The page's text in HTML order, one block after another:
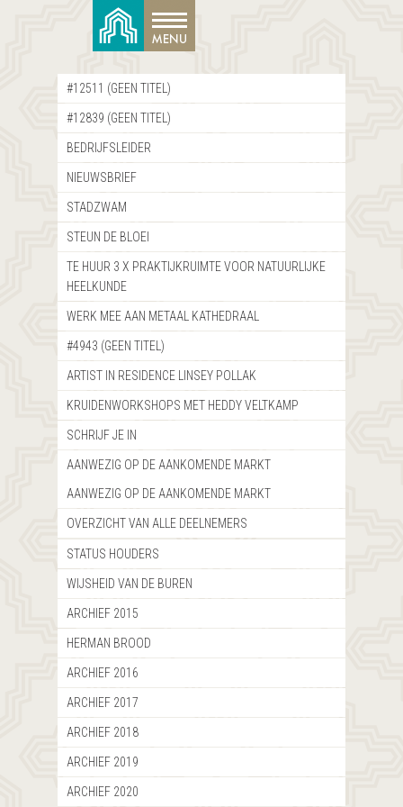
#12511 (GEEN TITEL)
#12839 (GEEN TITEL)
BEDRIJFSLEIDER
NIEUWSBRIEF
STADZWAM
STEUN DE BLOEI
TE HUUR 3 X PRAKTIJKRUIMTE VOOR NATUURLIJKE
HEELKUNDE
WERK MEE AAN METAAL KATHEDRAAL
#4943 (GEEN TITEL)
ARTIST IN RESIDENCE LINSEY POLLAK
KRUIDENWORKSHOPS MET HEDDY VELTKAMP
SCHRIJF JE IN
AANWEZIG OP DE AANKOMENDE MARKT
AANWEZIG OP DE AANKOMENDE MARKT
OVERZICHT VAN ALLE DEELNEMERS
STATUS HOUDERS
WIJSHEID VAN DE BUREN
ARCHIEF 2015
HERMAN BROOD
ARCHIEF 2016
ARCHIEF 2017
ARCHIEF 2018
ARCHIEF 2019
ARCHIEF 2020